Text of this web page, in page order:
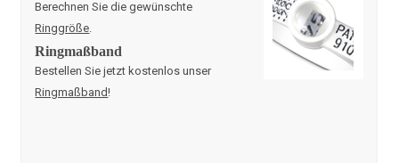
Berechnen Sie die gewünschte
Ringgröße.
Ringmaßband
Bestellen Sie jetzt kostenlos unser
Ringmaßband!